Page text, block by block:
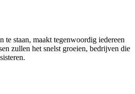
staan, maakt tegenwoordig iedereen
zullen het snelst groeien, bedrijven die